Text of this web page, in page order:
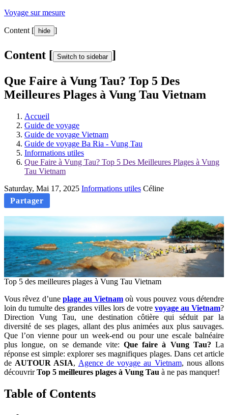
Voyage sur mesure
Content [ hide ]
Content [ Switch to sidebar ]
Que Faire à Vung Tau? Top 5 Des
Meilleures Plages à Vung Tau Vietnam
Accueil
Guide de voyage
Guide de voyage Vietnam
Guide de voyage Ba Ria - Vung Tau
Informations utiles
Que Faire à Vung Tau? Top 5 Des Meilleures Plages à Vung
Tau Vietnam
Saturday, Mai 17, 2025 Informations utiles Céline
Partager
Top 5 des meilleures plages à Vung Tau Vietnam
Vous rêvez d’uneplage au Vietnam où vous pouvez vous détendre
loin du tumulte des grandes villes lors de votre voyage au Vietnam?
Direction Vung Tau, une destination côtière qui séduit par la
diversité de ses plages, allant des plus animées aux plus sauvages.
Que l’on vienne pour un week-end ou pour une escale balnéaire
plus longue, on se demande vite:Que faire à Vung Tau? La
réponse est simple: explorer ses magnifiques plages. Dans cet article
de AUTOUR ASIA, Agence de voyage au Vietnam, nous allons
découvrirTop 5 meilleures plages à Vung Tau à ne pas manquer!
Table of Contents